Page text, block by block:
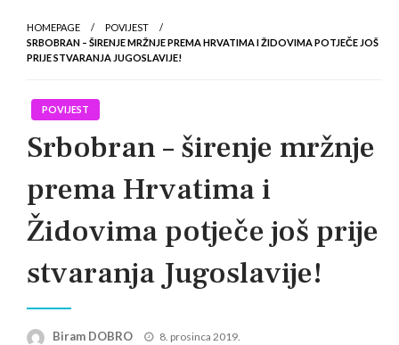
HOMEPAGE
POVIJEST
SRBOBRAN – ŠIRENJE MRŽNJE PREMA HRVATIMA I ŽIDOVIMA POTJEČE JOŠ
PRIJE STVARANJA JUGOSLAVIJE!
POVIJEST
Srbobran – širenje mržnje
prema Hrvatima i
Židovima potječe još prije
stvaranja Jugoslavije!
Biram DOBRO
Posted
8. prosinca 2019.